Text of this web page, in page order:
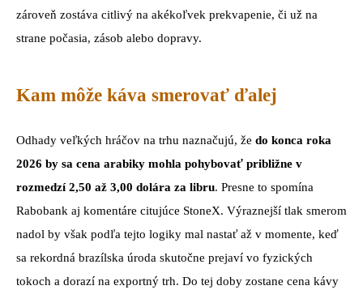
zároveň zostáva citlivý na akékoľvek prekvapenie, či už na
strane počasia, zásob alebo dopravy.
Kam môže káva smerovať ďalej
Odhady veľkých hráčov na trhu naznačujú, že do konca roka
2026 by sa cena arabiky mohla pohybovať približne v
rozmedzí 2,50 až 3,00 dolára za libru. Presne to spomína
Rabobank aj komentáre citujúce StoneX. Výraznejší tlak smerom
nadol by však podľa tejto logiky mal nastať až v momente, keď
sa rekordná brazílska úroda skutočne prejaví vo fyzických
tokoch a dorazí na exportný trh. Do tej doby zostane cena kávy